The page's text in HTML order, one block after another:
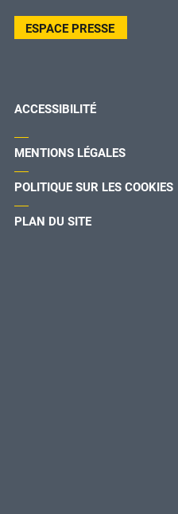
ESPACE PRESSE
ACCESSIBILITÉ
MENTIONS LÉGALES
POLITIQUE SUR LES COOKIES
PLAN DU SITE